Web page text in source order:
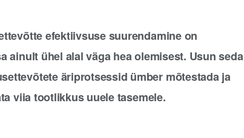
efektiivsuse suurendamine on
ühel alal väga hea olemisest. Usun seda
äriprotsessid ümber mõtestada ja
viia tootlikkus uuele tasemele.